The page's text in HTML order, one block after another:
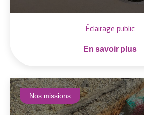
Éclairage public
En savoir plus
Nos missions